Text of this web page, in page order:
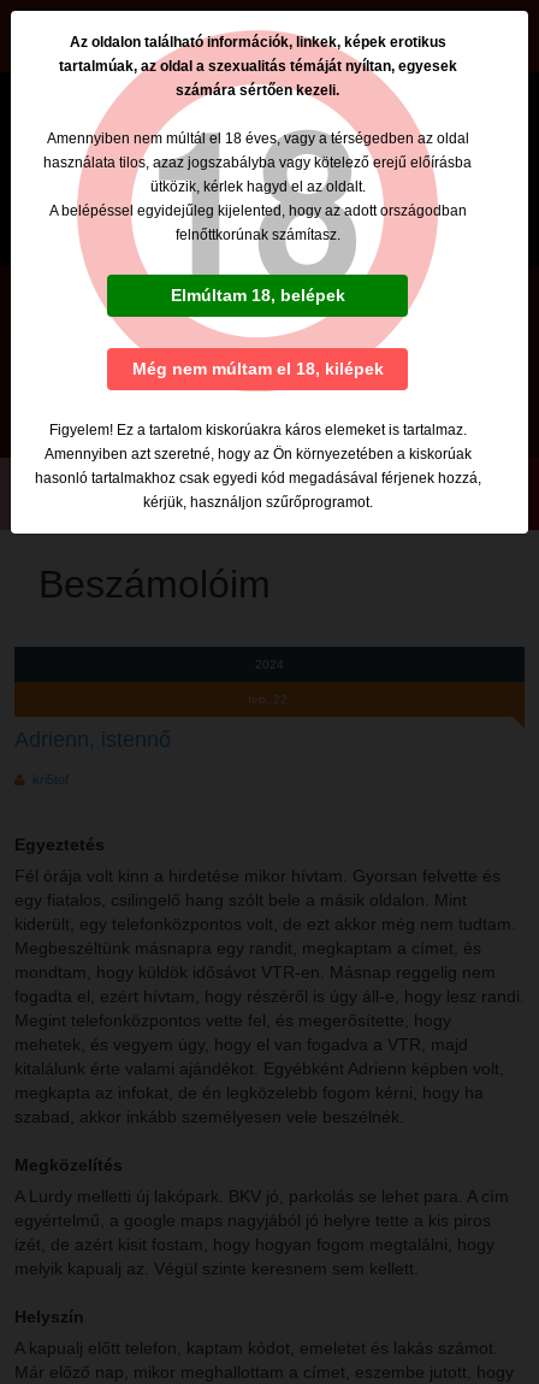
beszamolok.hu
Adrienn
Tel: +36 Szabin van
Szexpartner
Beszámolóim
2024
feb. 22.
Adrienn, istennő
kri5tof
Egyeztetés
Fél órája volt kinn a hirdetése mikor hívtam. Gyorsan felvette és
egy fiatalos, csilingelő hang szólt bele a másik oldalon. Mint
kiderült, egy telefonközpontos volt, de ezt akkor még nem tudtam.
Megbeszéltünk másnapra egy randit, megkaptam a címet, és
mondtam, hogy küldök idősávot VTR-en. Másnap reggelig nem
fogadta el, ezért hívtam, hogy részéről is úgy áll-e, hogy lesz randi.
Megint telefonközpontos vette fel, és megerősítette, hogy
mehetek, és vegyem úgy, hogy el van fogadva a VTR, majd
kitalálunk érte valami ajándékot. Egyébként Adrienn képben volt,
megkapta az infokat, de én legközelebb fogom kérni, hogy ha
szabad, akkor inkább személyesen vele beszélnék.
Megközelítés
A Lurdy melletti új lakópark. BKV jó, parkolás se lehet para. A cím
egyértelmű, a google maps nagyjából jó helyre tette a kis piros
izét, de azért kisit fostam, hogy hogyan fogom megtalálni, hogy
melyik kapualj az. Végül szinte keresnem sem kellett.
Helyszín
A kapualj előtt telefon, kaptam kódot, emeletet és lakás számot.
Már előző nap, mikor meghallottam a címet, eszembe jutott, hogy
Az oldalon található információk, linkek, képek erotikus
tartalmúak, az oldal a szexualitás témáját nyíltan, egyesek
számára sértően kezeli.
Amennyiben nem múltál el 18 éves, vagy a térségedben az oldal
használata tilos, azaz jogszabályba vagy kötelező erejű előírásba
ütközik, kérlek hagyd el az oldalt.
A belépéssel egyidejűleg kijelented, hogy az adott országodban
felnőttkorúnak számítasz.
Elmúltam 18, belépek
Még nem múltam el 18, kilépek
Figyelem! Ez a tartalom kiskorúakra káros elemeket is tartalmaz.
Amennyiben azt szeretné, hogy az Ön környezetében a kiskorúak
hasonló tartalmakhoz csak egyedi kód megadásával férjenek hozzá,
kérjük, használjon szűrőprogramot.